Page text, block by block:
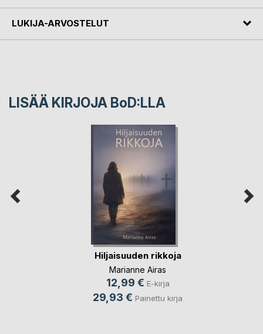
LUKIJA-ARVOSTELUT
LISÄÄ KIRJOJA BoD:LLA
Hiljaisuuden rikkoja
Marianne Airas
12,99 € E-kirja
29,93 € Painettu kirja